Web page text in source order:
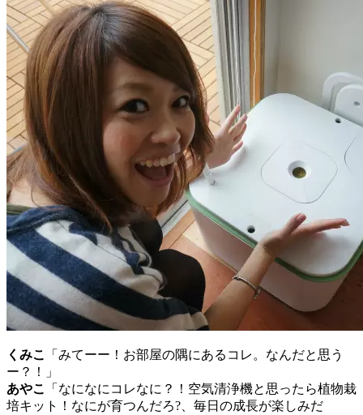
くみこ
「みてーー！お部屋の隅にあるコレ。なんだと思う
ー？！」
あやこ
「なになにコレなに？！空気清浄機と思ったら植物栽
培キット！なにが育つんだろ?、毎日の成長が楽しみだ